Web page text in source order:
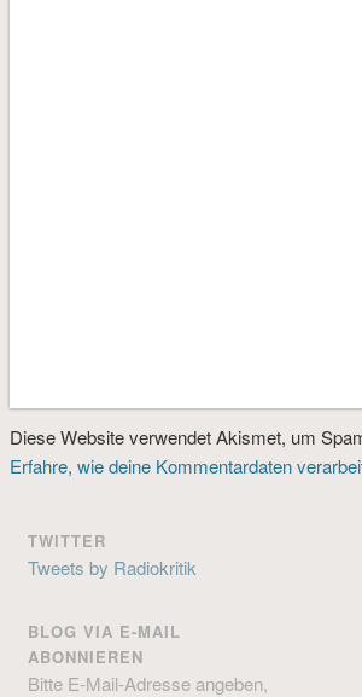
Diese Website verwendet Akismet, um
Erfahre, wie deine Kommentardaten
TWITTER
Tweets by Radiokritik
BLOG VIA E-MAIL
ABONNIEREN
Bitte E-Mail-Adresse angeben,